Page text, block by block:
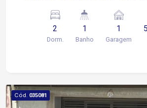
para quem busca um lar em um
tranquilos e valorizados de
possui um layout funcional, ideal
2
Dorm.
1
Banho
1
Garagem
Cód. 035081